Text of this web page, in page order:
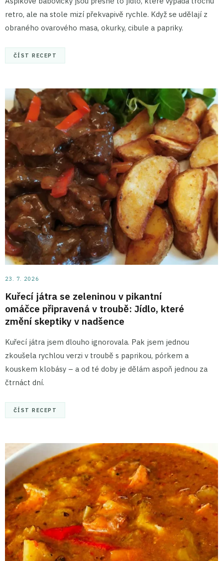
retro, ale na stole mizí překvapivě rychle. Když se udělají z
obraného ovarového masa, okurky, cibule a papriky.
ČÍST RECEPT
23. 7. 2026
Kuřecí játra se zeleninou v pikantní
omáčce připravená v troubě: Jídlo, které
změní skeptiky v nadšence
Kuřecí játra jsem dlouho ignorovala. Pak jsem jednou
zkoušela rychlou verzi v troubě s paprikou, pórkem a
kouskem klobásy – a od té doby je dělám aspoň jednou za
čtrnáct dní.
ČÍST RECEPT